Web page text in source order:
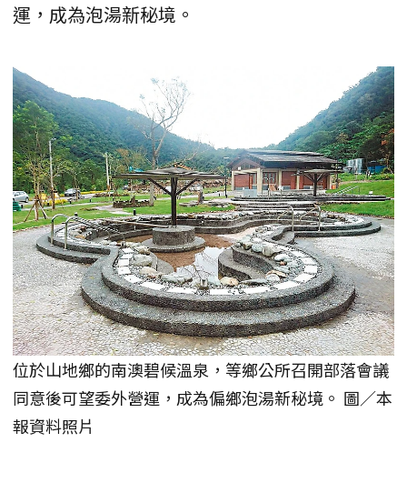
運，成為泡湯新秘境。
位於山地鄉的南澳碧候溫泉，等鄉公所召開部落會議
同意後可望委外營運，成為偏鄉泡湯新秘境。 圖／本
報資料照片